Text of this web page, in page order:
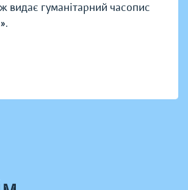
видає гуманітарний часопис